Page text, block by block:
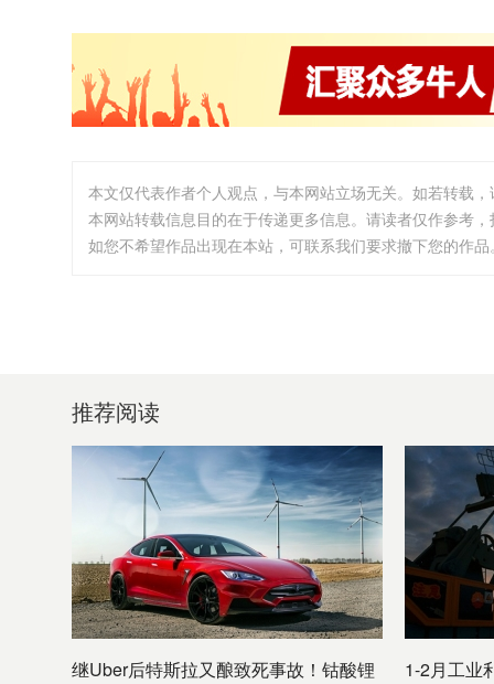
本文仅代表作者个人观点，与本网站立场无关。如若转载
本网站转载信息目的在于传递更多信息。请读者仅作参考
如您不希望作品出现在本站，可联系我们要求撤下您的作
推荐阅读
继Uber后特斯拉又酿致死事故！钴酸锂 1-2月工业